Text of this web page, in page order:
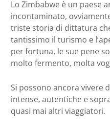
Lo Zimbabwe è un paese
incontaminato,
triste storia di dittatura
tantissimo il turismo e
per fortuna, le sue pene
molto fermento, molta
Si possono ancora vivere
intense, autentiche e
quasi mai altri viaggiatori.